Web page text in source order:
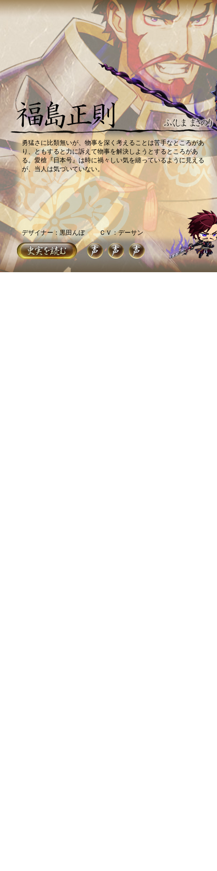
勇猛さに比類無いが、物事を深く考えることは苦手なところがあ
り、ともすると力に訴えて物事を解決しようとするところがあ
る。愛槍『日本号』は時に禍々しい気を纏っているように見える
が、当人は気づいていない。
デザイナー：黒田んぼ ＣＶ：デーサン